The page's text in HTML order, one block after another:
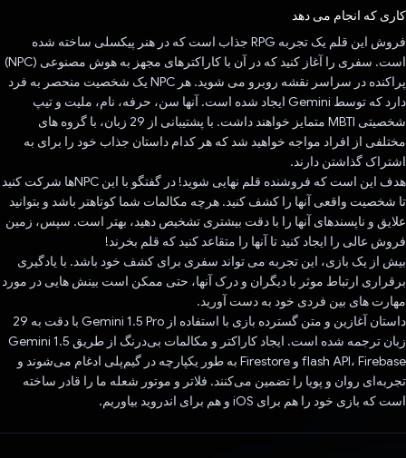
کاری که انجام می دهد
فروش این قلم یک تجربه RPG جذاب است که در هنر پیکسلی ساخته شده
است. سفری را آغاز کنید که در آن با کاراکترهای مجهز به هوش مصنوعی (NPC)
پراکنده در سراسر نقشه روبرو می شوید. هر NPC یک شخصیت منحصر به فرد
دارد که توسط Gemini ایجاد شده است. آنها سن، حرفه، نام، ملیت و تیپ
شخصیتی MBTI متمایز خواهند داشت. با پشتیبانی از 29 زبان، با گروه های
مختلفی از افراد مواجه خواهید شد که هر کدام داستان جذاب خود را برای به
اشتراک گذاشتن دارند.
هدف این است که فروشنده قلم نهایی شوید! در گفتگو با این NPCها شرکت کنید
تا شخصیت واقعی آنها را کشف کنید. هرچه مکالمات شما کوتاهتر باشد و بتوانید
علایق و ناپسندهای آنها را با دقت بیشتری تشخیص دهید، بهتر است. سپس، زمین
فروش عالی را ایجاد کنید تا آنها را متقاعد کنید که قلم بخرند!
بیش از یک بازی، این تجربه می تواند سفری برای کشف خود باشد. با یادگیری
برقراری ارتباط موثر با دیگران و درک آنها، حتی ممکن است بینش هایی در مورد
مهارت های بین فردی خود به دست آورید.
داستان آغازین و متن گسترده بازی با استفاده از Gemini 1.5 Pro با دقت به 29
زبان ترجمه شده است. ایجاد کاراکتر و مکالمات بی‌درنگ از طریق Gemini 1.5
flash API، Firebase و Firestore به طور یکپارچه در گیم‌پلی ادغام می‌شوند و
تجربه‌ای روان و پویا را تضمین می‌کنند. فلاتر و موتور شعله ما را قادر ساخته
است که بازی خود را هم برای iOS و هم برای اندروید بیاوریم.